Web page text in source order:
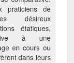
praticiens de
désireux
étatiques,
à une
en cours ou
dans leurs